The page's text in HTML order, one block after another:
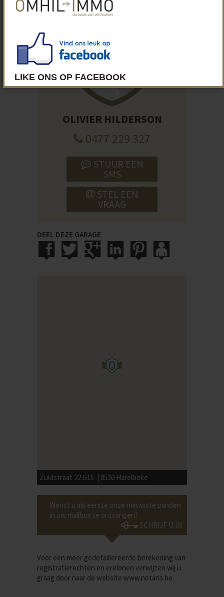
OLIVIER HILDERSON
0477 229 327
STUUR EEN
SMS
STEL EEN
VRAAG
DEEL DEZE GARAGE
Zuidstraat 22 G15 | 8530 Harelbeke
Wenst u als eerste onze nieuwste panden
in uw mailbox te ontvangen?
SCHRIJF U IN
Voor een meer gedetaillereerde berekening van
registratierechten en erelonen verwijzen wij u
graag door naar de website www.notaris.be.